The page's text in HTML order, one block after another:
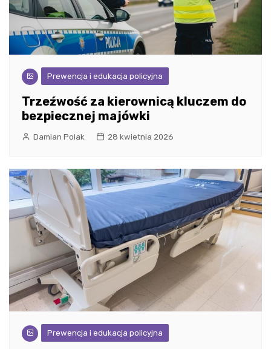
Prewencja i edukacja policyjna
Trzeźwość za kierownicą kluczem do
bezpiecznej majówki
Damian Polak 28 kwietnia 2026
Prewencja i edukacja policyjna